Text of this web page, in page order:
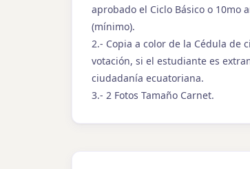
aprobado el Ciclo Básico o 10mo
(mínimo).
2.- Copia a color de la Cédula de
votación, si el estudiante es
ciudadanía ecuatoriana.
3.- 2 Fotos Tamaño Carnet.